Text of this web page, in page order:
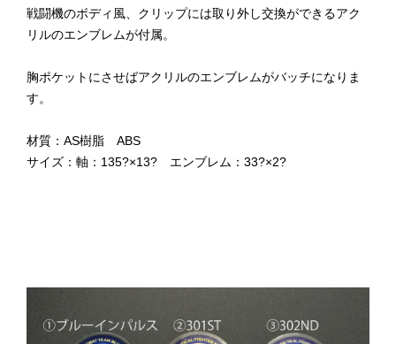
戦闘機のボディ風、クリップには取り外し交換ができるアク
リルのエンブレムが付属。
胸ポケットにさせばアクリルのエンブレムがバッチになりま
す。
材質：AS樹脂 ABS
サイズ：軸：135?×13? エンブレム：33?×2?